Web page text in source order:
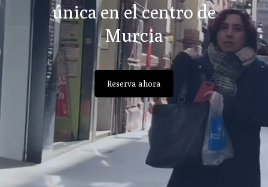
única en el centro de
Murcia
Reserva ahora